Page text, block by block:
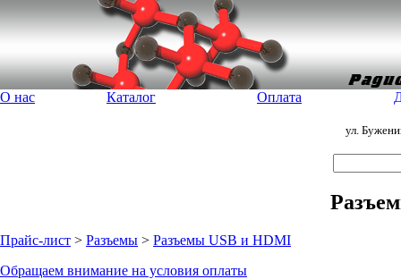
О нас Каталог Оплата
ул.
Прайс-лист > Разъемы > Разъемы USB и HDMI
Обращаем внимание на условия оплаты